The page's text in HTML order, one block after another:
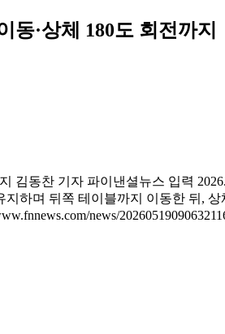
·상체 180도 회전까지
동찬 기자 파이낸셜뉴스 입력
하며 뒤쪽 테이블까지 이동한 뒤,
news/